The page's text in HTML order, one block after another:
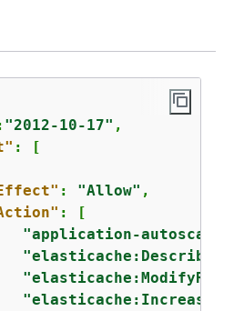
"2012-10-17" ,
: [
: "Allow" ,
: [
"application-